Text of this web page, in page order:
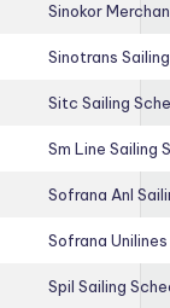
Sinokor
Sinotrans
Sitc Sailing
Sm Line Sailing
Sofrana Anl
Sofrana
Spil Sailing